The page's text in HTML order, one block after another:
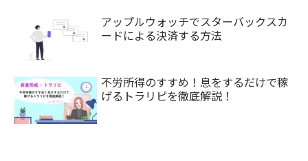
アップルウォッチでスターバックスカ
ードによる決済する方法
不労所得のすすめ！息をするだけで稼
げるトラリピを徹底解説！